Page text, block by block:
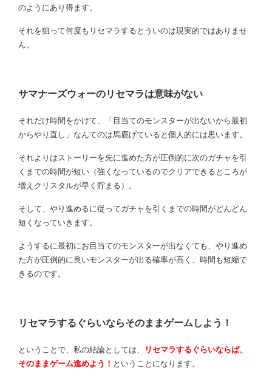
のようにあり得ます。
それを狙って何度もリセマラするとういのは現実的ではありませ
ん。
サマナーズウォーのリセマラは意味がない
それだけ時間をかけて、「目当てのモンスターが出ないから最初
からやり直し」なんてのは馬鹿げていると個人的には思います。
それよりはストーリーを先に進めた方が圧倒的に次のガチャを引
くまでの時間が短い（強くなっているのでクリアできるところが
増えクリスタルが早く貯まる）。
そして、やり進めるに従ってガチャを引くまでの時間がどんどん
短くなっていきます。
ようするに最初にお目当てのモンスターが出なくても、やり進め
た方が圧倒的に良いモンスターが出る確率が高く、時間も短縮で
きるのです。
リセマラするぐらいならそのままゲームしよう！
ということで、私の結論としては、
リセマラするぐらいならば、
そのままゲーム進めよう！ ということになります。